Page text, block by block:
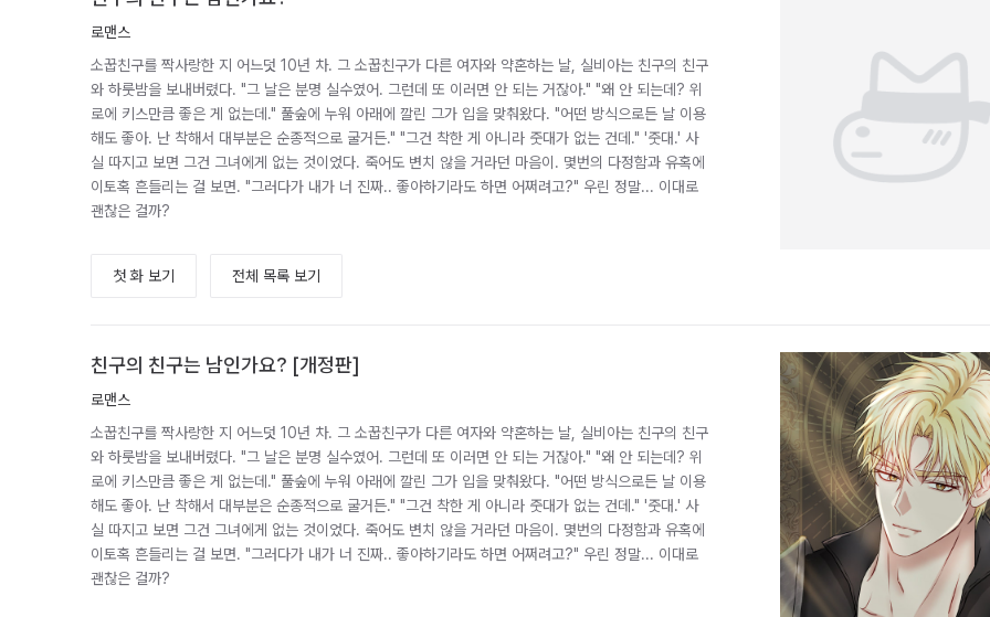
로맨스
소꿉친구를 짝사랑한 지 어느덧 10년 차. 그 소꿉친구가 다른 여자와 약혼하는 날, 실비아는 친구의 친구
와 하룻밤을 보내버렸다. "그 날은 분명 실수였어. 그런데 또 이러면 안 되는 거잖아." "왜 안 되는데? 위
로에 키스만큼 좋은 게 없는데." 풀숲에 누워 아래에 깔린 그가 입을 맞춰왔다. "어떤 방식으로든 날 이용
해도 좋아. 난 착해서 대부분은 순종적으로 굴거든." "그건 착한 게 아니라 줏대가 없는 건데." '줏대.' 사
실 따지고 보면 그건 그녀에게 없는 것이었다. 죽어도 변치 않을 거라던 마음이. 몇번의 다정함과 유혹에
이토혹 흔들리는 걸 보면. "그러다가 내가 너 진짜.. 좋아하기라도 하면 어쩌려고?" 우린 정말... 이대로
괜찮은 걸까?
첫 화 보기 전체 목록 보기
친구의 친구는 남인가요? [개정판]
로맨스
소꿉친구를 짝사랑한 지 어느덧 10년 차. 그 소꿉친구가 다른 여자와 약혼하는 날, 실비아는 친구의 친구
와 하룻밤을 보내버렸다. "그 날은 분명 실수였어. 그런데 또 이러면 안 되는 거잖아." "왜 안 되는데? 위
로에 키스만큼 좋은 게 없는데." 풀숲에 누워 아래에 깔린 그가 입을 맞춰왔다. "어떤 방식으로든 날 이용
해도 좋아. 난 착해서 대부분은 순종적으로 굴거든." "그건 착한 게 아니라 줏대가 없는 건데." '줏대.' 사
실 따지고 보면 그건 그녀에게 없는 것이었다. 죽어도 변치 않을 거라던 마음이. 몇번의 다정함과 유혹에
이토혹 흔들리는 걸 보면. "그러다가 내가 너 진짜.. 좋아하기라도 하면 어쩌려고?" 우린 정말... 이대로
괜찮은 걸까?